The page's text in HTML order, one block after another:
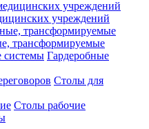
учреждений
трансформируемые
Гардеробные
Столы для
Столы рабочие